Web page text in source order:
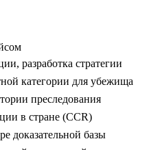
разработка стратегии
категории для убежища
преследования
в стране (CCR)
доказательной базы